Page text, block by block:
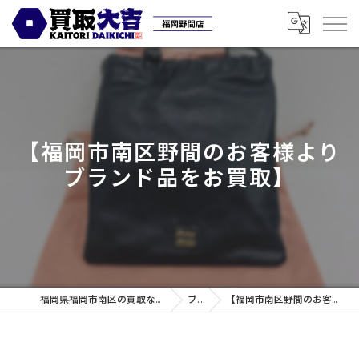
【福岡市南区野間のお客様より
ブランド品をお買取】
福岡県福岡市南区の買取なら買取専門店大吉 福岡野間店 ブログ 【福岡市南区野間のお客様よりブランド品をお買取】